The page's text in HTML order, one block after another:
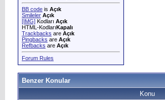
BB code is Açık
Smileler Açık
[IMG] Kodları Açık
HTML-KodlarıKapalı
Trackbacks are Açık
Pingbacks are Açık
Refbacks are Açık
Forum Rules
Benzer Konular
Konu